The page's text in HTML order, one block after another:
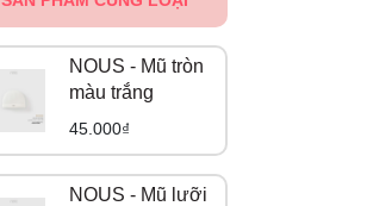
NOUS - Mũ tròn
màu trắng
45.000₫
NOUS - Mũ lưỡi